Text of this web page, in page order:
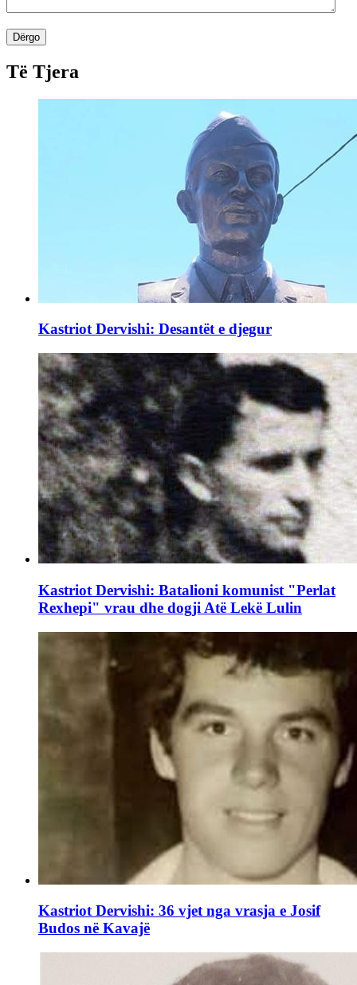
Dërgo
Të Tjera
Kastriot Dervishi: Desantët e djegur
Kastriot Dervishi: Batalioni komunist "Perlat
Rexhepi" vrau dhe dogji Atë Lekë Lulin
Kastriot Dervishi: 36 vjet nga vrasja e Josif
Budos në Kavajë